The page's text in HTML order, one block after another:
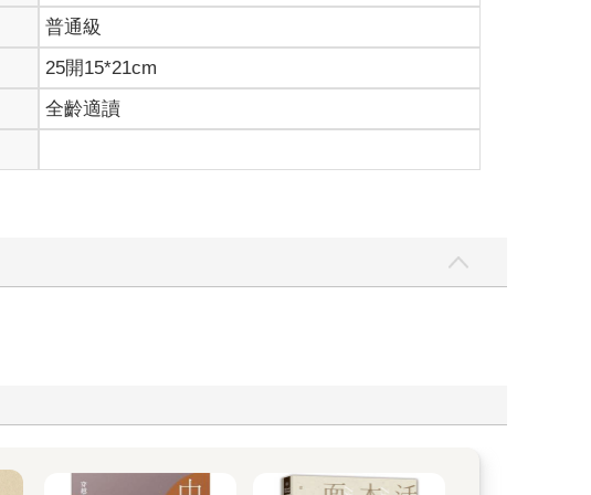
普通級
25開15*21cm
全齡適讀